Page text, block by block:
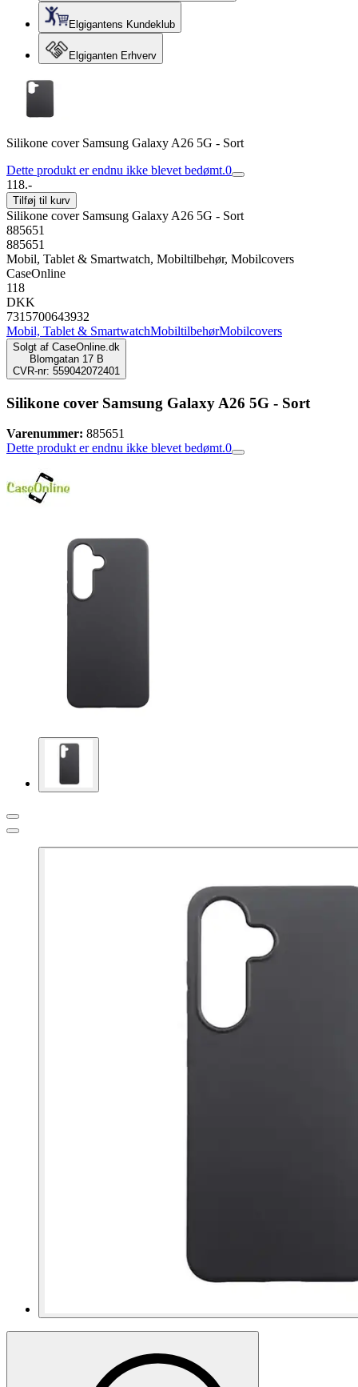
Elgigantens Kundeklub
Elgiganten Erhverv
Silikone cover Samsung Galaxy A26 5G - Sort
Dette produkt er endnu ikke blevet bedømt.0
118.-
Tilføj til kurv
Silikone cover Samsung Galaxy A26 5G - Sort
885651
885651
Mobil, Tablet & Smartwatch, Mobiltilbehør, Mobilcovers
CaseOnline
118
DKK
7315700643932
Mobil, Tablet & SmartwatchMobiltilbehørMobilcovers
Solgt af CaseOnline.dk
Blomgatan 17 B
CVR-nr: 559042072401
Silikone cover Samsung Galaxy A26 5G - Sort
Varenummer: 885651
Dette produkt er endnu ikke blevet bedømt.0